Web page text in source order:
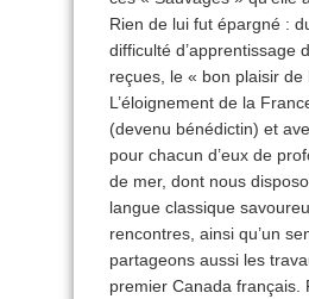
Rien de lui fut épargné :
difficulté d’apprentissage
reçues, le « bon plaisir de
L’éloignement de la
(devenu bénédictin) et
pour chacun d’eux de
de mer, dont nous
langue classique
rencontres, ainsi qu’un
partageons aussi les
premier Canada français.